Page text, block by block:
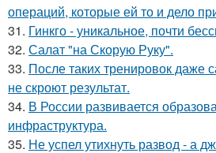
операций, которые ей то и дело
31. Гинкго - уникальное, почти
32. Салат "на Скорую Руку".
33. После таких тренировок
не скроют результат.
34. В России развивается
инфраструктура.
35. Не успел утихнуть развод - а